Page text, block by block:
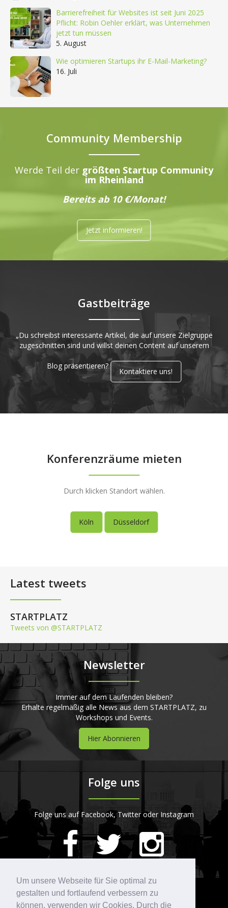
Um unsere Webseite für Sie optimal zu
gestalten und fortlaufend verbessern zu
können, verwenden wir Cookies. Durch die
Barrierefreiheit für Websites ist seit Juni 2025
Pflicht: Robin Oehler erklärt, was Unternehmen
jetzt tun müssen
5. August
Wie optimieren Startups ihr E-Mail-Marketing?
16. Juli
Community Membership
Werde Teil der größten Startup Community
im Rheinland
Bereits ab 10 €/Monat!
Jetzt informieren!
Gastbeiträge
„Du schreibst interessante Artikel, die auf unsere Zielgruppe
zugeschnitten sind und willst deinen Content auf unserem
Blog präsentieren?
Kontaktiere uns!
Konferenzräume mieten
Durch klicken Standort wählen.
Köln Düsseldorf
Latest tweets
STARTPLATZ
Tweets von @STARTPLATZ
Newsletter
Immer auf dem Laufenden bleiben?
Erhalte regelmäßig alle News aus dem STARTPLATZ, zu
Workshops und Events.
Hier Abonnieren
Folge uns
Folge uns auf Facebook, Twitter oder Instagram
STARTPLATZ
420Bewertungen auf ProvenExpert.com
Kontakt